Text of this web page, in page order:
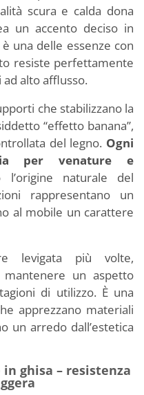
scura e calda dona
un accento deciso in
una delle essenze con
resiste perfettamente
alto afflusso.
che stabilizzano la
“effetto banana”,
del legno. Ogni
per venature e
l’origine naturale del
rappresentano un
al mobile un carattere
levigata più volte,
un aspetto
di utilizzo. È una
apprezzano materiali
un arredo dall’estetica
ghisa – resistenza